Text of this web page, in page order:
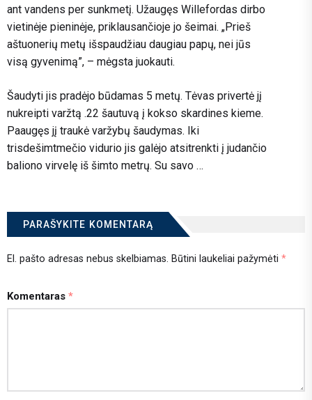
ant vandens per sunkmetį. Užaugęs Willefordas dirbo
vietinėje pieninėje, priklausančioje jo šeimai. „Prieš
aštuonerių metų išspaudžiau daugiau papų, nei jūs
visą gyvenimą”, – mėgsta juokauti.
Šaudyti jis pradėjo būdamas 5 metų. Tėvas privertė jį
nukreipti varžtą .22 šautuvą į kokso skardines kieme.
Paaugęs jį traukė varžybų šaudymas. Iki
trisdešimtmečio vidurio jis galėjo atsitrenkti į judančio
baliono virvelę iš šimto metrų. Su savo …
PARAŠYKITE KOMENTARĄ
El. pašto adresas nebus skelbiamas. Būtini laukeliai pažymėti *
Komentaras *